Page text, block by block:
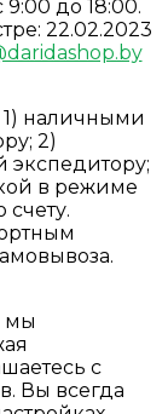
до 18:00.
22.02.2023
1) наличными
2)
экспедитору;
в режиме
мы
с
Вы всегда